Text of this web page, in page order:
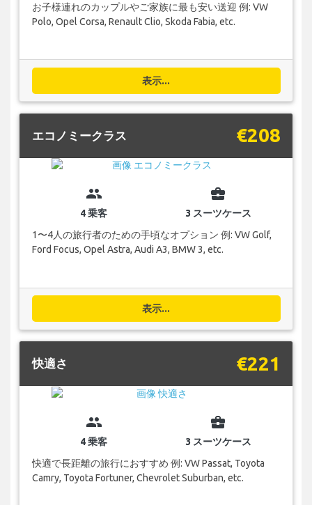
お子様連れのカップルやご家族に最も安い送迎 例: VW
Polo, Opel Corsa, Renault Clio, Skoda Fabia, etc.
表示...
エコノミークラス €208
group
4 乗客
business_center
3 スーツケース
1〜4人の旅行者のための手頃なオプション 例: VW Golf,
Ford Focus, Opel Astra, Audi A3, BMW 3, etc.
表示...
快適さ €221
group
4 乗客
business_center
3 スーツケース
快適で長距離の旅行におすすめ 例: VW Passat, Toyota
Camry, Toyota Fortuner, Chevrolet Suburban, etc.